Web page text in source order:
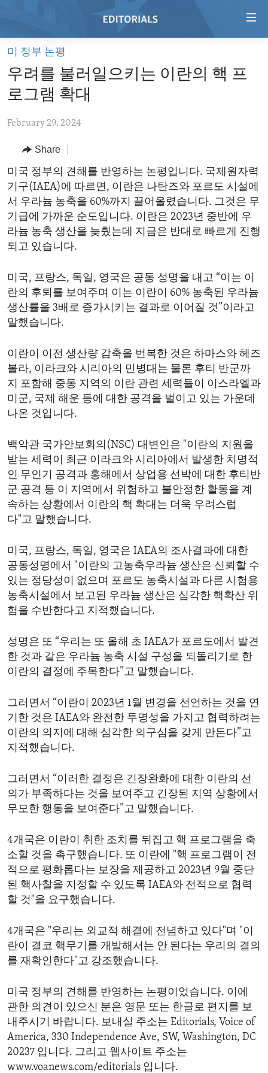
Skip
main
content
to
Navigation
Skip
Search
HOME
VIDEO
REGIONS
AFRICA
AMERICAS
ASIA
EUROPE
MIDDLE EAST
TOPICS
HUMAN RIGHTS
SECURITY AND DEFENSE
AID AND DEVELOPMENT
DEMOCRACY AND GOVERNANCE
ENVIRONMENT AND HEALTH
IDEALS AND INSTITUTIONS
ARCHIVE
ABOUT US
FOLLOW US
미 정부 논평
우려를 불러일으키는 이란의 핵 프
로그램 확대
February 29, 2024
Share
미국 정부의 견해를 반영하는 논평입니다. 국제원자력
기구(IAEA)에 따르면, 이란은 나탄즈와 포르도 시설에
서 우라늄 농축을 60%까지 끌어올렸습니다. 그것은 무
기급에 가까운 순도입니다. 이란은 2023년 중반에 우
라늄 농축 생산을 늦췄는데 지금은 반대로 빠르게 진행
되고 있습니다.
미국, 프랑스, 독일, 영국은 공동 성명을 내고 “이는 이
란의 후퇴를 보여주며 이는 이란이 60% 농축된 우라늄
생산률을 3배로 증가시키는 결과로 이어질 것”이라고
말했습니다.
이란이 이전 생산량 감축을 번복한 것은 하마스와 헤즈
볼라, 이라크와 시리아의 민병대는 물론 후티 반군까
지 포함해 중동 지역의 이란 관련 세력들이 이스라엘과
미군, 국제 해운 등에 대한 공격을 벌이고 있는 가운데
나온 것입니다.
백악관 국가안보회의(NSC) 대변인은 "이란의 지원을
받는 세력이 최근 이라크와 시리아에서 발생한 치명적
인 무인기 공격과 홍해에서 상업용 선박에 대한 후티반
군 공격 등 이 지역에서 위험하고 불안정한 활동을 계
속하는 상황에서 이란의 핵 확대는 더욱 우려스럽
다"고 말했습니다.
미국, 프랑스, 독일, 영국은 IAEA의 조사결과에 대한
공동성명에서 "이란의 고농축우라늄 생산은 신뢰할 수
있는 정당성이 없으며 포르도 농축시설과 다른 시험용
농축시설에서 보고된 우라늄 생산은 심각한 핵확산 위
험을 수반한다고 지적했습니다.
성명은 또 “우리는 또 올해 초 IAEA가 포르도에서 발견
한 것과 같은 우라늄 농축 시설 구성을 되돌리기로 한
이란의 결정에 주목한다”고 말했습니다.
그러면서 “이란이 2023년 1월 변경을 선언하는 것을 연
기한 것은 IAEA와 완전한 투명성을 가지고 협력하려는
이란의 의지에 대해 심각한 의구심을 갖게 만든다”고
지적했습니다.
그러면서 “이러한 결정은 긴장완화에 대한 이란의 선
의가 부족하다는 것을 보여주고 긴장된 지역 상황에서
무모한 행동을 보여준다”고 말했습니다.
4개국은 이란이 취한 조치를 뒤집고 핵 프로그램을 축
소할 것을 촉구했습니다. 또 이란에 "핵 프로그램이 전
적으로 평화롭다는 보장을 제공하고 2023년 9월 중단
된 핵사찰을 지정할 수 있도록 IAEA와 전적으로 협력
할 것"을 요구했습니다.
4개국은 "우리는 외교적 해결에 전념하고 있다"며 "이
란이 결코 핵무기를 개발해서는 안 된다는 우리의 결의
를 재확인한다"고 강조했습니다.
미국 정부의 견해를 반영하는 논평이었습니다. 이에
관한 의견이 있으신 분은 영문 또는 한글로 편지를 보
내주시기 바랍니다. 보내실 주소는 Editorials, Voice of
America, 330 Independence Ave, SW, Washington, DC
20237 입니다. 그리고 웹사이트 주소는
www.voanews.com/editorials 입니다.